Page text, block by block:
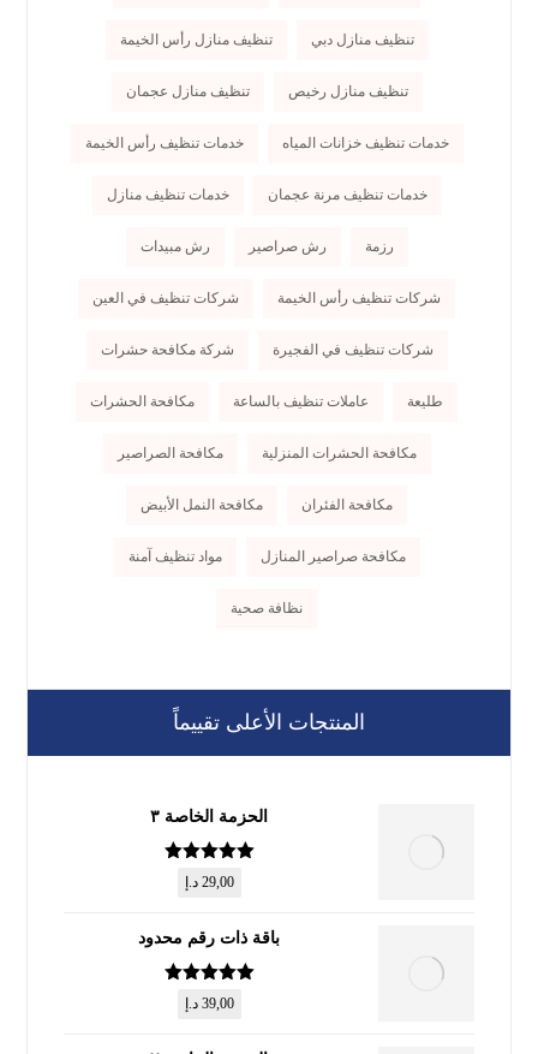
تنظيف منازل دبي تنظيف منازل رأس الخيمة
تنظيف منازل رخيص تنظيف منازل عجمان
خدمات تنظيف خزانات المياه خدمات تنظيف رأس الخيمة
خدمات تنظيف مرنة عجمان خدمات تنظيف منازل
رزمة رش صراصير رش مبيدات
شركات تنظيف رأس الخيمة شركات تنظيف في العين
شركات تنظيف في الفجيرة شركة مكافحة حشرات
طليعة عاملات تنظيف بالساعة مكافحة الحشرات
مكافحة الحشرات المنزلية مكافحة الصراصير
مكافحة الفئران مكافحة النمل الأبيض
مكافحة صراصير المنازل مواد تنظيف آمنة
نظافة صحية
المنتجات الأعلى تقييماً
الحزمة الخاصة ٣
تم التقييم
من 5
29,00 د.إ
باقة ذات رقم محدود
تم التقييم
من 5
39,00 د.إ